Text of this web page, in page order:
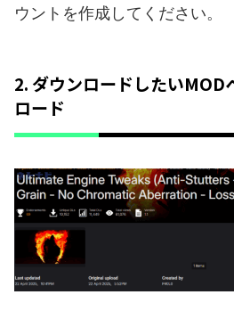
ウントを作成してください。
2. ダウンロードしたいMOD
ロード